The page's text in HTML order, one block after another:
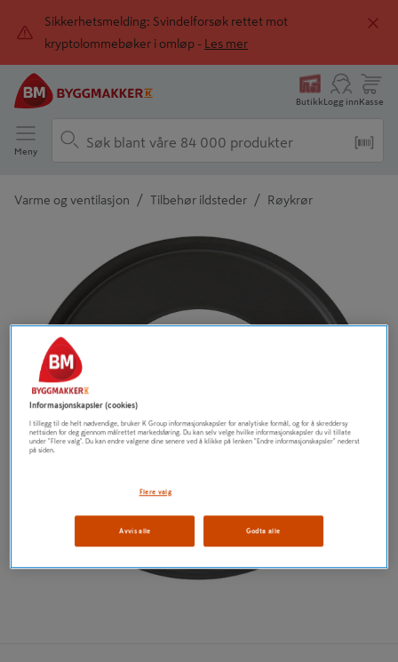
Sikkerhetsmelding: Svindelforsøk rettet mot
kryptolommebøker i omløp -
Les mer
ButikkLogg innKasse
Meny
Varme og ventilasjon / Tilbehør ildsteder / Røykrør
Detaljert beskrivelse finnes i produktbeskrivelsen
Informasjonskapsler (cookies)
I tillegg til de helt nødvendige, bruker K Group informasjonskapsler for analytiske formål, og for å skreddersy
nettsiden for deg gjennom målrettet markedsføring. Du kan selv velge hvilke informasjonskapsler du vil tillate
under "Flere valg". Du kan endre valgene dine senere ved å klikke på lenken "Endre informasjonskapsler" nederst
på siden.
Flere valg
Avvis alle Godta alle